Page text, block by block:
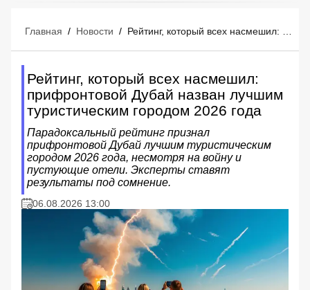
Главная / Новости /
Рейтинг, который всех насмешил:
прифронтовой Дубай назван лучшим
туристическим городом 2026 года
Парадоксальный рейтинг признал
прифронтовой Дубай лучшим туристическим
городом 2026 года, несмотря на войну и
пустующие отели. Эксперты ставят
результаты под сомнение.
06.08.2026 13:00